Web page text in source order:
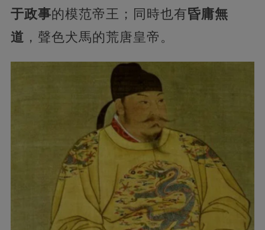
于政事的模范帝王；同時也有昏庸無
道 ，聲色犬馬的荒唐皇帝。